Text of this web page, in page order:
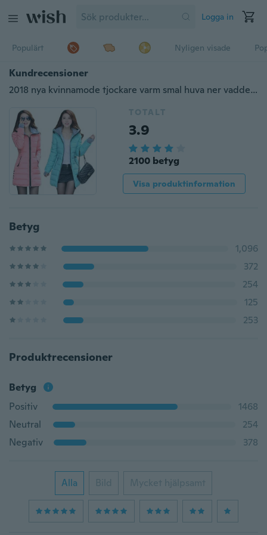
Logga in
Populärt Nyligen visade
Kundrecensioner
2018 nya kvinnamode tjockare varm smal huva ner vadderad jacka
TOTALT
3.9
2100 betyg
Visa produktinformation
Betyg
1,096
372
254
125
253
Produktrecensioner
Betyg
Positiv
1468
Neutral
254
Negativ
378
Alla Bild Mycket hjälpsamt